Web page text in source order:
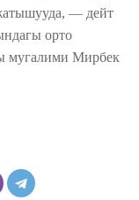
, — дейт
орто
мугалими Мирбек